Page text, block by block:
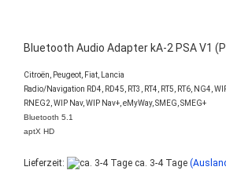
Bluetooth Audio Adapter kA-2 PSA V1
Citroën, Peugeot, Fiat, Lancia
Radio/Navigation RD4, RD45, RT3, RT4, RT5, RT6, NG4,
RNEG2, WIP Nav, WIP Nav+, eMyWay, SMEG, SMEG+
Bluetooth 5.1
aptX HD
Lieferzeit: ca. 3-4 Tage